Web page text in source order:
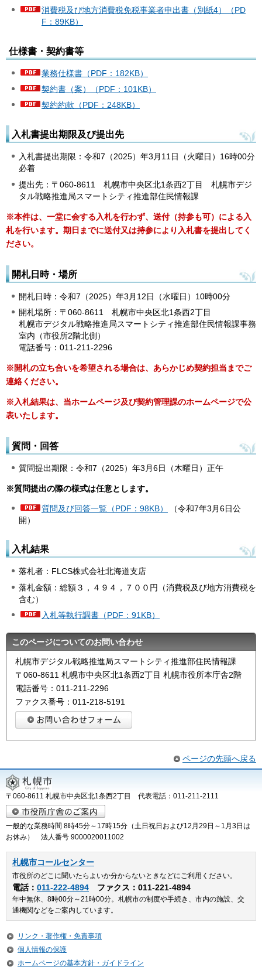
消費税及び地方消費税免税事業者申出書（別紙4）（PD
F：89KB）
仕様書・契約書等
業務仕様書（PDF：182KB）
契約書（案）（PDF：101KB）
契約約款（PDF：248KB）
入札書提出期限及び提出先
入札書提出期限：令和7（2025）年3月11日（火曜日）16時00分
必着
提出先：〒060-8611 札幌市中央区北1条西2丁目 札幌市デジ
タル戦略推進局スマートシティ推進部住民情報課
※本件は、一堂に会する入札を行わず、送付（持参も可）による入
札を行います。期日までに送付又は持参により入札書を提出してく
ださい。
開札日時・場所
開札日時：令和7（2025）年3月12日（水曜日）10時00分
開札場所：〒060-8611 札幌市中央区北1条西2丁目
札幌市デジタル戦略推進局スマートシティ推進部住民情報課事務
室内（市役所2階北側）
電話番号：011-211-2296
※開札の立ち合いを希望される場合は、あらかじめ契約担当までご
連絡ください。
※入札結果は、当ホームページ及び契約管理課のホームページで公
表いたします。
質問・回答
質問提出期限：令和7（2025）年3月6日（木曜日）正午
※質問提出の際の様式は任意とします。
質問及び回答一覧（PDF：98KB）
（令和7年3月6日公
開）
入札結果
落札者：FLCS株式会社北海道支店
落札金額：総額３，４９４，７００円（消費税及び地方消費税を
含む）
入札等執行調書（PDF：91KB）
このページについてのお問い合わせ
札幌市デジタル戦略推進局スマートシティ推進部住民情報課
〒060-8611 札幌市中央区北1条西2丁目 札幌市役所本庁舎2階
電話番号：011-211-2296
ファクス番号：011-218-5191
ページの先頭へ戻る
〒060-8611 札幌市中央区北1条西2丁目 代表電話：011-211-2111
一般的な業務時間 8時45分～17時15分（土日祝日および12月29日～1月3日は
お休み） 法人番号 9000020011002
札幌市コールセンター
市役所のどこに聞いたらよいか分からないときなどにご利用ください。
電話： 011-222-4894 ファクス：011-221-4894
年中無休、8時00分～21時00分。札幌市の制度や手続き、市内の施設、交
通機関などをご案内しています。
リンク・著作権・免責事項
個人情報の保護
ホームページの基本方針・ガイドライン